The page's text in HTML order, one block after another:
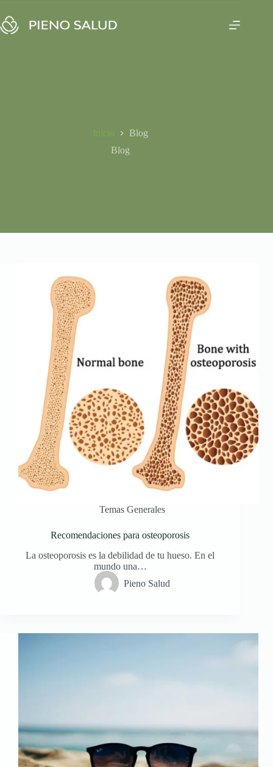
al
contenido
Inicio
Blog
Blog
Temas Generales
Recomendaciones para osteoporosis
La osteoporosis es la debilidad de tu hueso. En el
mundo una…
Pieno Salud